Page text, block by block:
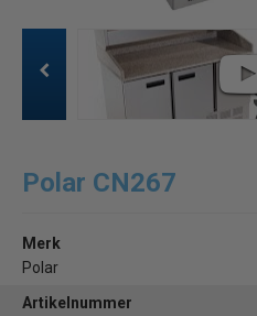
Polar CN267
Merk
Polar
Artikelnummer